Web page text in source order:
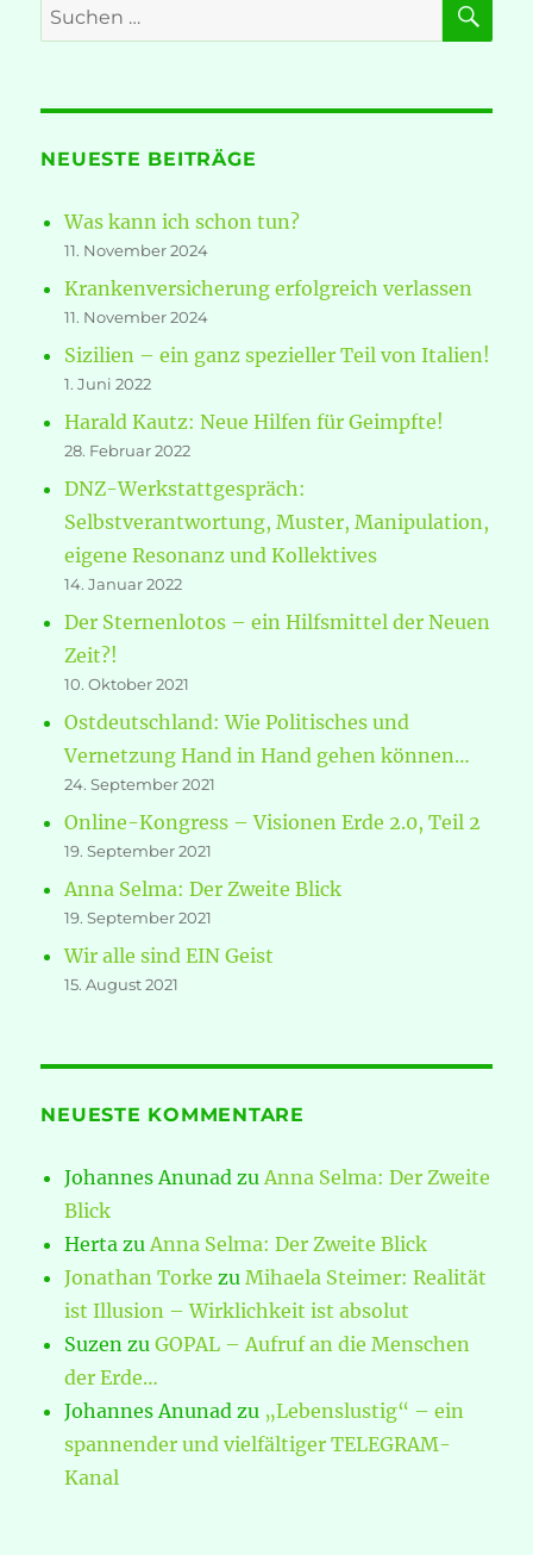
Suche
nach:
NEUESTE BEITRÄGE
Was kann ich schon tun?
11. November 2024
Krankenversicherung erfolgreich verlassen
11. November 2024
Sizilien – ein ganz spezieller Teil von Italien!
1. Juni 2022
Harald Kautz: Neue Hilfen für Geimpfte!
28. Februar 2022
DNZ-Werkstattgespräch:
Selbstverantwortung, Muster, Manipulation,
eigene Resonanz und Kollektives
14. Januar 2022
Der Sternenlotos – ein Hilfsmittel der Neuen
Zeit?!
10. Oktober 2021
Ostdeutschland: Wie Politisches und
Vernetzung Hand in Hand gehen können…
24. September 2021
Online-Kongress – Visionen Erde 2.0, Teil 2
19. September 2021
Anna Selma: Der Zweite Blick
19. September 2021
Wir alle sind EIN Geist
15. August 2021
NEUESTE KOMMENTARE
Johannes Anunad zu Anna Selma: Der Zweite
Blick
Herta zu Anna Selma: Der Zweite Blick
Jonathan Torke zu Mihaela Steimer: Realität
ist Illusion – Wirklichkeit ist absolut
Suzen zuGOPAL – Aufruf an die Menschen
der Erde…
Johannes Anunad zu „Lebenslustig“ – ein
spannender und vielfältiger TELEGRAM-
Kanal